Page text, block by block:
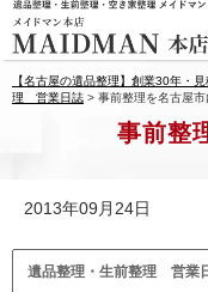
【名古屋の遺品整理】創業30年・
理 営業日誌 > 事前整理を名古屋市
事前整
2013年09月24日
遺品整理・生前整理 営業